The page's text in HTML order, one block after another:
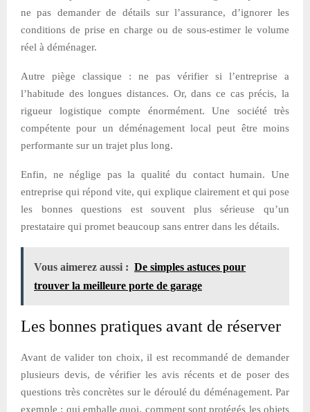
ne pas demander de détails sur l’assurance, d’ignorer les
conditions de prise en charge ou de sous-estimer le volume
réel à déménager.
Autre piège classique : ne pas vérifier si l’entreprise a
l’habitude des longues distances. Or, dans ce cas précis, la
rigueur logistique compte énormément. Une société très
compétente pour un déménagement local peut être moins
performante sur un trajet plus long.
Enfin, ne néglige pas la qualité du contact humain. Une
entreprise qui répond vite, qui explique clairement et qui pose
les bonnes questions est souvent plus sérieuse qu’un
prestataire qui promet beaucoup sans entrer dans les détails.
Vous aimerez aussi : De simples astuces pour
trouver la meilleure porte de garage
Les bonnes pratiques avant de réserver
Avant de valider ton choix, il est recommandé de demander
plusieurs devis, de vérifier les avis récents et de poser des
questions très concrètes sur le déroulé du déménagement. Par
exemple : qui emballe quoi, comment sont protégés les objets